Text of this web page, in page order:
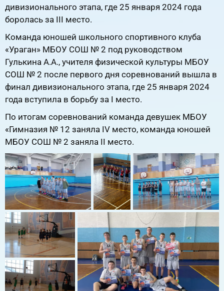
дивизионального этапа, где 25 января 2024 года
боролась за III место.
Команда юношей школьного спортивного клуба
«Ураган» МБОУ СОШ № 2 под руководством
Гулькина А.А., учителя физической культуры МБОУ
СОШ № 2 после первого дня соревнований вышла в
финал дивизионального этапа, где 25 января 2024
года вступила в борьбу за I место.
По итогам соревнований команда девушек МБОУ
«Гимназия № 12 заняла IV место, команда юношей
МБОУ СОШ № 2 заняла II место.